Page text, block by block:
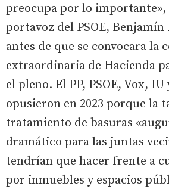
preocupa por lo importante»,
portavoz del PSOE,
antes de que se convocara la
extraordinaria de Hacienda
el pleno. El PP, PSOE, Vox, IU
opusieron en 2023 porque la
tratamiento de basuras
dramático para las juntas
tendrían que hacer frente a
por inmuebles y espacios